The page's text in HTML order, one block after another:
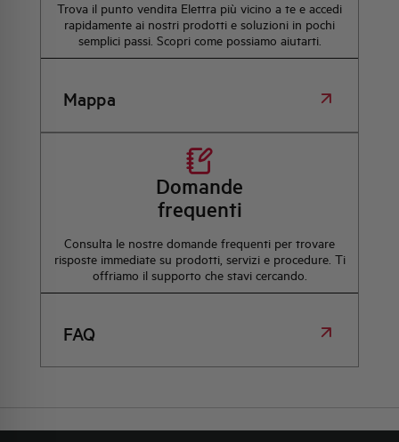
Trova il punto vendita Elettra più vicino a te e accedi
rapidamente ai nostri prodotti e soluzioni in pochi
semplici passi. Scopri come possiamo aiutarti.
Mappa
Domande
frequenti
Consulta le nostre domande frequenti per trovare
risposte immediate su prodotti, servizi e procedure. Ti
offriamo il supporto che stavi cercando.
FAQ